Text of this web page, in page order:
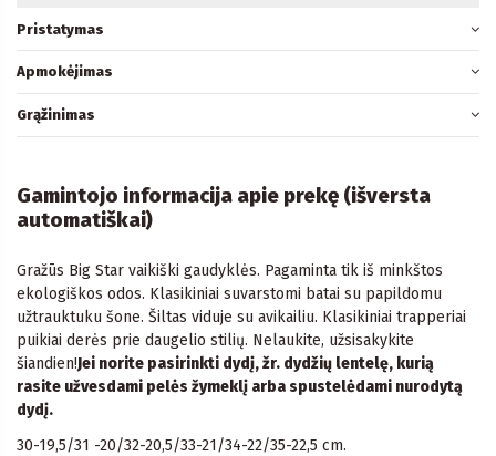
Pristatymas
Apmokėjimas
Grąžinimas
Gamintojo informacija apie prekę (išversta
automatiškai)
Gražūs Big Star vaikiški gaudyklės. Pagaminta tik iš minkštos
ekologiškos odos. Klasikiniai suvarstomi batai su papildomu
užtrauktuku šone. Šiltas viduje su avikailiu. Klasikiniai trapperiai
puikiai derės prie daugelio stilių. Nelaukite, užsisakykite
šiandien!Jei norite pasirinkti dydį, žr. dydžių lentelę, kurią
rasite užvesdami pelės žymeklį arba spustelėdami nurodytą
dydį.
30-19,5/31 -20/32-20,5/33-21/34-22/35-22,5 cm.